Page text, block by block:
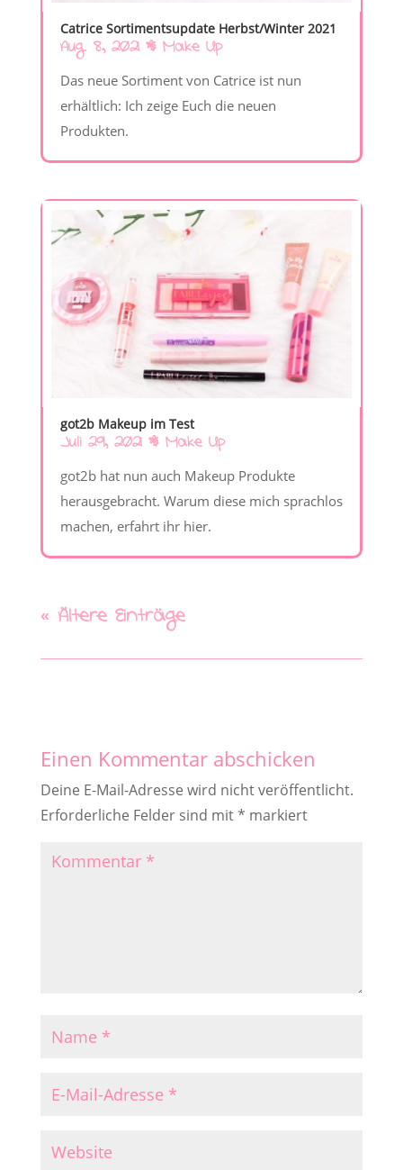
Catrice Sortimentsupdate Herbst/Winter 2021
Aug. 8, 2021| Make Up
Das neue Sortiment von Catrice ist nun
erhältlich: Ich zeige Euch die neuen
Produkten.
got2b Makeup im Test
Juli 29, 2021| Make Up
got2b hat nun auch Makeup Produkte
herausgebracht. Warum diese mich sprachlos
machen, erfahrt ihr hier.
« Ältere Einträge
Einen Kommentar abschicken
Deine E-Mail-Adresse wird nicht veröffentlicht.
Erforderliche Felder sind mit* markiert